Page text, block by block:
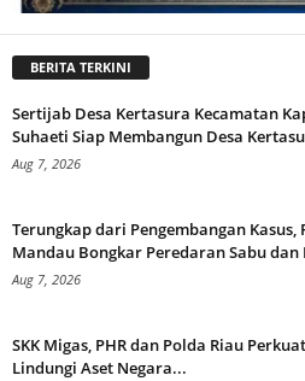
BERITA TERKINI
Sertijab Desa Kertasura Kecamatan
Suhaeti Siap Membangun Desa
Aug 7, 2026
Terungkap dari Pengembangan Kasus,
Mandau Bongkar Peredaran Sabu dan
Aug 7, 2026
SKK Migas, PHR dan Polda Riau
Lindungi Aset Negara...